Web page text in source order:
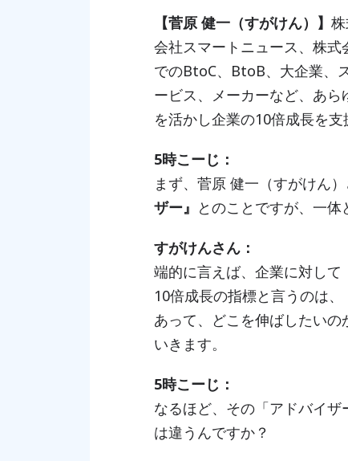
【菅原 健一（すがけん）】
会社スマートニュース、株
でのBtoC、BtoB、大企業、
ービス、メーカーなど、あ
を活かし企業の10倍成長を支
5時こーじ：
まず、菅原 健一（すがけん
ザー』 とのことですが、一体
すがけんさん：
端的に言えば、企業に対して
10倍成長の指標と言うのは
あって、どこを伸ばしたい
いきます。
5時こーじ：
なるほど、その「アドバイ
は違うんですか？